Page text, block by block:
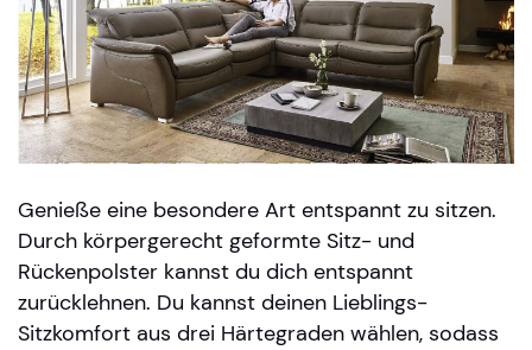
Genieße eine besondere Art entspannt zu sitzen.
Durch körpergerecht geformte Sitz- und
Rückenpolster kannst du dich entspannt
zurücklehnen. Du kannst deinen Lieblings-
Sitzkomfort aus drei Härtegraden wählen, sodass